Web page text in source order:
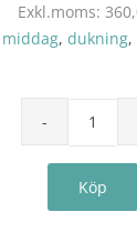
Exkl.moms:
middag,dukning,